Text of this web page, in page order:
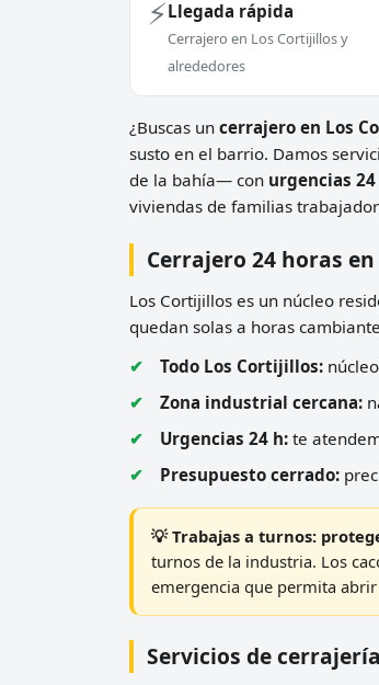
⚡Llegada rápida
Cerrajero en Los Cortijillos y
alrededores
¿Buscas un cerrajero en Los
susto en el barrio. Damos
de la bahía— con urgencias
viviendas de familias
Cerrajero 24 horas
Los Cortijillos es un núcleo
quedan solas a horas
Todo Los Cortijillos:
Zona industrial cercana:
Urgencias 24 h: te
Presupuesto cerrado:
💡 Trabajas a turnos:
turnos de la industria. Los
emergencia que permita
Servicios de